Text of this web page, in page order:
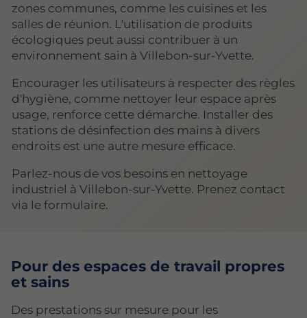
zones communes, comme les cuisines et les
salles de réunion. L'utilisation de produits
écologiques peut aussi contribuer à un
environnement sain à Villebon-sur-Yvette.
Encourager les utilisateurs à respecter des règles
d'hygiène, comme nettoyer leur espace après
usage, renforce cette démarche. Installer des
stations de désinfection des mains à divers
endroits est une autre mesure efficace.
Parlez-nous de vos besoins en nettoyage
industriel à Villebon-sur-Yvette. Prenez contact
via le formulaire.
Pour des espaces de travail propres
et sains
Des prestations sur mesure pour les